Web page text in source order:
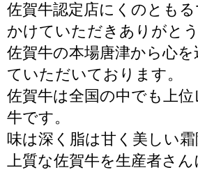
佐賀牛認定店にくのとも
かけていただきありがと
佐賀牛の本場唐津から心
ていただいております。
佐賀牛は全国の中でも上
牛です。
味は深く脂は甘く美しい霜
上質な佐賀牛を生産者さ